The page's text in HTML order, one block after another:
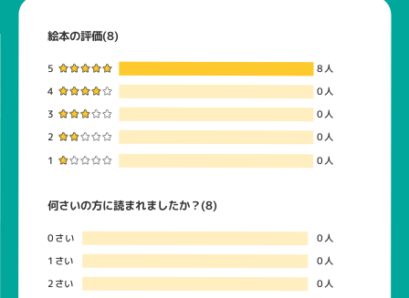
絵本の評価(8)
5 8人
4 0人
3 0人
2 0人
1 0人
何さいの方に読まれましたか？(8)
0さい 0人
1さい 0人
2さい 0人